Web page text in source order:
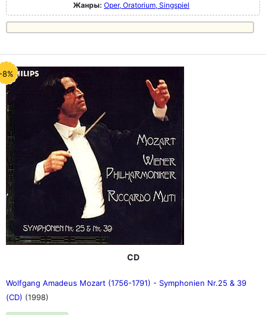
Жанры: Oper, Oratorium, Singspiel
8%
CD
Wolfgang Amadeus Mozart (1756-1791) - Symphonien Nr.25 & 39
(CD) (1998)